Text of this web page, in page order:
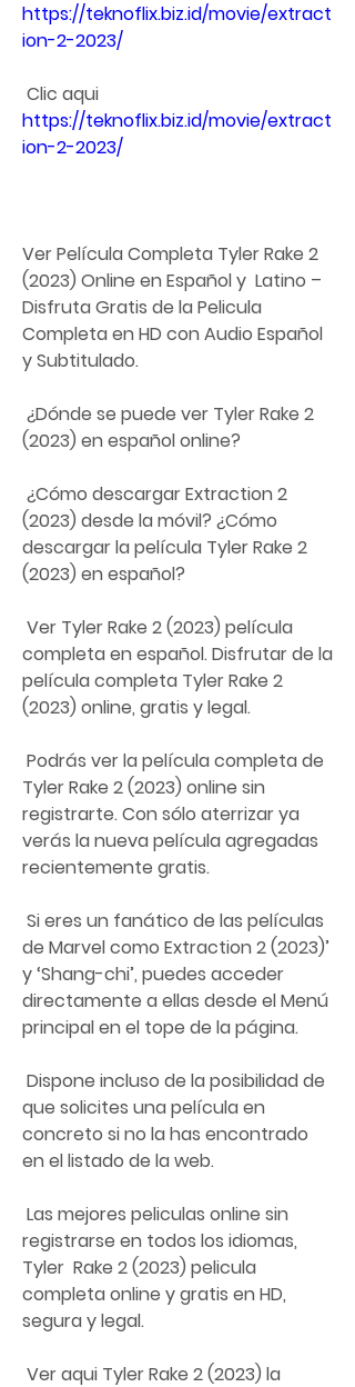
https://teknoflix.biz.id/movie/extract
ion-2-2023/
https://teknoflix.biz.id/movie/extract
ion-2-2023/
Ver Película Completa Tyler Rake 2
(2023) Online en Español y  Latino –
Disfruta Gratis de la Pelicula
Completa en HD con Audio Español
y Subtitulado.
(2023) en español online?
(2023) desde la móvil? ¿Cómo
descargar la película Tyler Rake 2
(2023) en español?
completa en español. Disfrutar de la
película completa Tyler Rake 2
(2023) online, gratis y legal.
Tyler Rake 2 (2023) online sin
registrarte. Con sólo aterrizar ya
verás la nueva película agregadas
recientemente gratis.
de Marvel como Extraction 2 (2023)’
y ‘Shang-chi’, puedes acceder
directamente a ellas desde el Menú
principal en el tope de la página.
que solicites una película en
concreto si no la has encontrado
en el listado de la web.
registrarse en todos los idiomas,
Tyler  Rake 2 (2023) pelicula
completa online y gratis en HD,
segura y legal.